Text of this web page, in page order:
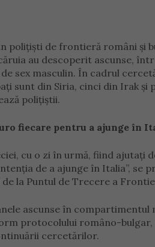
poliţişti de frontieră români şi
au descoperit ascunse,
sex masculin. În cadrul
sunt din Siria, cinci din Irak şi
polițiștii.
fiecare pentru a ajunge în
cu o zi în urmă, fiind ajutaţi
de a ajunge în Italia”, se
la Puntul de Trecere a
ascunse în compartimentul
protocolului româno-bulgar,
cercetărilor.